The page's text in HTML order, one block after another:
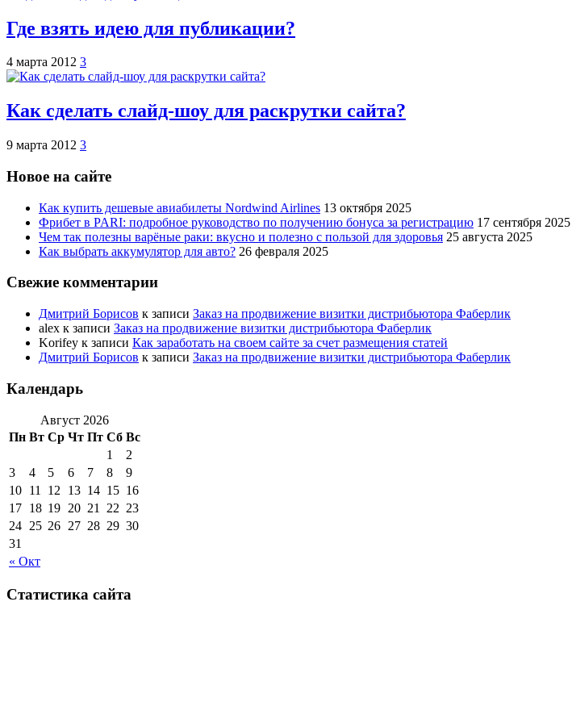
Где взять идею для публикации?
4 марта 2012 3
Как сделать слайд-шоу для раскрутки сайта?
9 марта 2012 3
Новое на сайте
Как купить дешевые авиабилеты Nordwind Airlines 13 октября 2025
Фрибет в PARI: подробное руководство по получению бонуса за регистрацию 17 сентября 2025
Чем так полезны варёные раки: вкусно и полезно с пользой для здоровья 25 августа 2025
Как выбрать аккумулятор для авто? 26 февраля 2025
Свежие комментарии
Дмитрий Борисов к записи Заказ на продвижение визитки дистрибьютора Фаберлик
alex к записи Заказ на продвижение визитки дистрибьютора Фаберлик
Korifey к записи Как заработать на своем сайте за счет размещения статей
Дмитрий Борисов к записи Заказ на продвижение визитки дистрибьютора Фаберлик
Календарь
Август 2026
Пн Вт Ср Чт Пт Сб Вс
« Окт
1
2
3
4 5 6 7 8
9
10 11 12 13 14 15 16
17 18 19 20 21 22 23
24 25 26 27 28 29 30
31
Статистика сайта